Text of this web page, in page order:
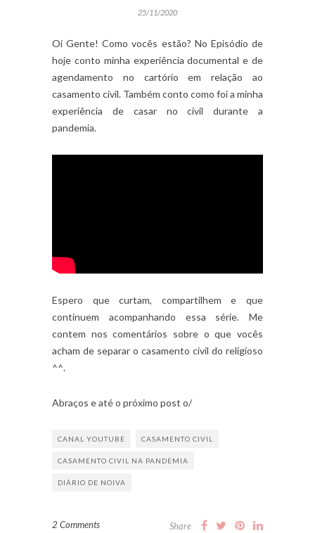
25/11/2020
Oi Gente! Como vocês estão? No Episódio de
hoje conto minha experiência documental e de
agendamento no cartório em relação ao
casamento civil. Também conto como foi a minha
experiência de casar no civil durante a
pandemia.
Espero que curtam, compartilhem e que
continuem acompanhando essa série. Me
contem nos comentários sobre o que vocês
acham de separar o casamento civil do religioso
^^.
Abraços e até o próximo post o/
CANAL YOUTUBE CASAMENTO CIVIL
CASAMENTO CIVIL NA PANDEMIA
DIÁRIO DE NOIVA
2 Comments Share